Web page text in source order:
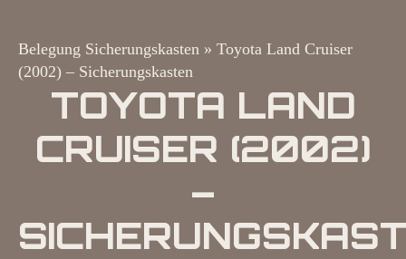
Belegung Sicherungskasten » Toyota Land Cruiser
(2002) – Sicherungskasten
TOYOTA LAND
CRUISER (2002)
–